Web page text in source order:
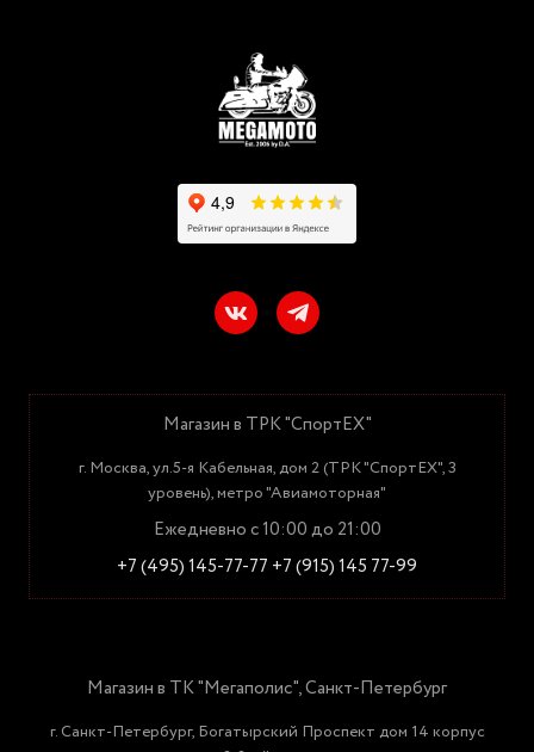
Магазин в ТРК "СпортЕХ"
г. Москва, ул.5-я Кабельная, дом 2 (ТРК "СпортЕХ", 3
уровень), метро "Авиамоторная"
Ежедневно с 10:00 до 21:00
+7 (495) 145-77-77 +7 (915) 145 77-99
Магазин в ТК "Мегаполис", Санкт-Петербург
г. Санкт-Петербург, Богатырский Проспект дом 14 корпус